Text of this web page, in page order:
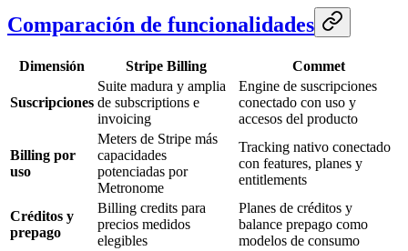
Comparación de funcionalidades
Dimensión Stripe Billing Commet
Suscripciones
Suite madura y amplia
de subscriptions e
invoicing
Engine de suscripciones
conectado con uso y
accesos del producto
Billing por
uso
Meters de Stripe más
capacidades
potenciadas por
Metronome
Tracking nativo conectado
con features, planes y
entitlements
Créditos y
prepago
Billing credits para
precios medidos
elegibles
Planes de créditos y
balance prepago como
modelos de consumo